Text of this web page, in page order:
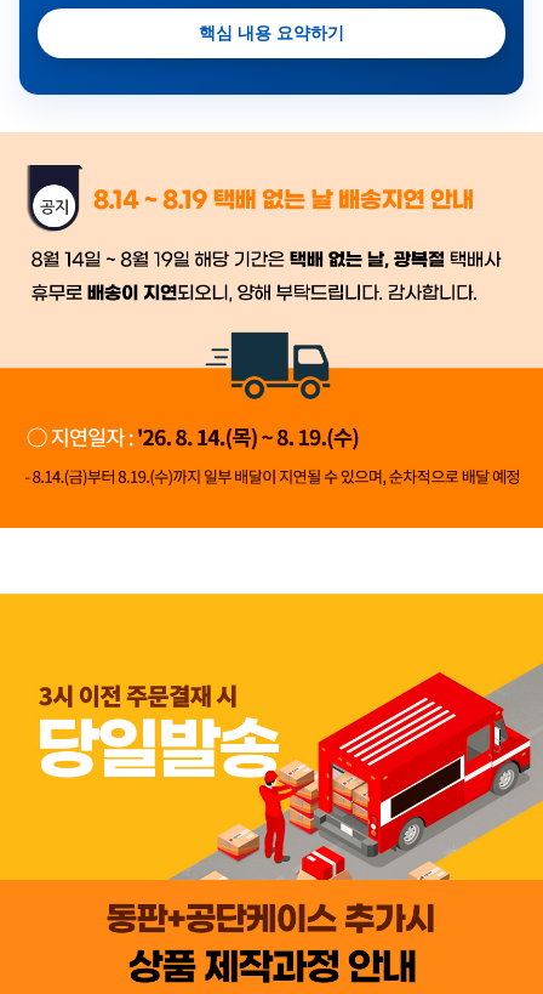
핵심 내용 요약하기
금일 시세가 적용
배송
시작 후 환불이 불가